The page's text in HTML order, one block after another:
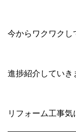
今からワクワクし
進捗紹介していき
リフォーム工事